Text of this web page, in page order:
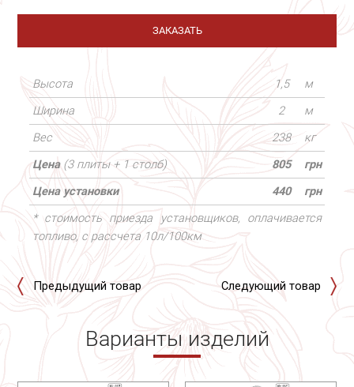
ЗАКАЗАТЬ
Высота 1,5
м
Ширина
2
м
Вес
238
кг
Цена (3 плиты + 1 столб) 805
грн
Цена установки
440
грн
* стоимость приезда установщиков, оплачивается
топливо, с рассчета 10л/100км
Предыдущий товар Следующий товар
Варианты изделий